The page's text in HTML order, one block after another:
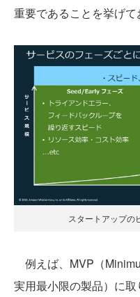
重要であることを挙げて
スタートアップの
例えば、MVP（
実用最小限の製品）に